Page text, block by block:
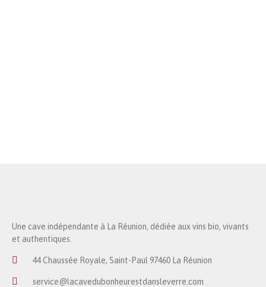
Une cave indépendante à La Réunion, dédiée aux vins bio, vivants
et authentiques.
44 Chaussée Royale, Saint-Paul 97460 La Réunion
service@lacavedubonheurestdansleverre.com